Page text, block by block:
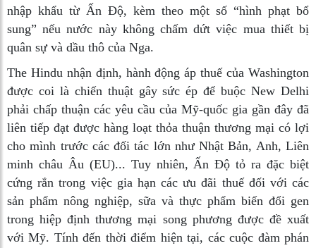
nhập khẩu từ Ấn Độ, kèm theo một số “hình phạt bổ
sung” nếu nước này không chấm dứt việc mua thiết bị
quân sự và dầu thô của Nga.
The Hindu nhận định, hành động áp thuế của Washington
được coi là chiến thuật gây sức ép để buộc New Delhi
phải chấp thuận các yêu cầu của Mỹ-quốc gia gần đây đã
liên tiếp đạt được hàng loạt thỏa thuận thương mại có lợi
cho mình trước các đối tác lớn như Nhật Bản, Anh, Liên
minh châu Âu (EU)... Tuy nhiên, Ấn Độ tỏ ra đặc biệt
cứng rắn trong việc gia hạn các ưu đãi thuế đối với các
sản phẩm nông nghiệp, sữa và thực phẩm biến đổi gen
trong hiệp định thương mại song phương được đề xuất
với Mỹ. Tính đến thời điểm hiện tại, các cuộc đàm phán